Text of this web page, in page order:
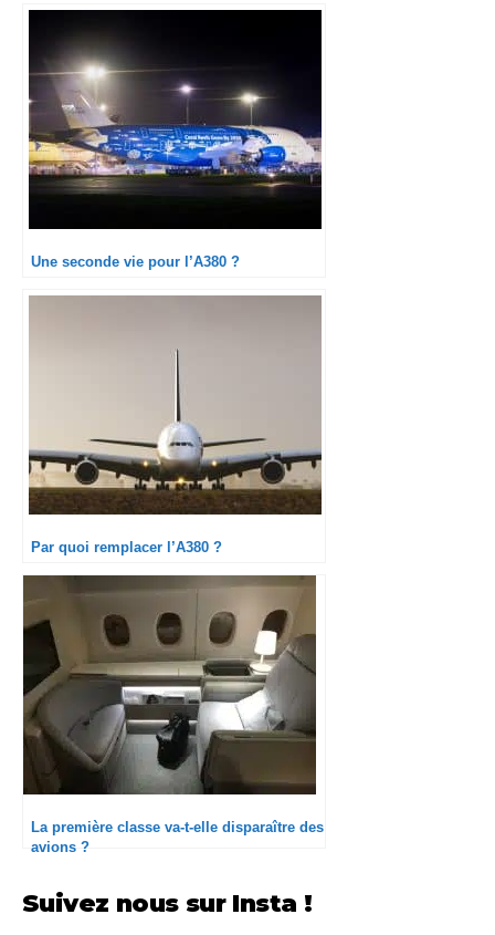
Une seconde vie pour l’A380 ?
Par quoi remplacer l’A380 ?
La première classe va-t-elle disparaître des
avions ?
Suivez nous sur Insta !